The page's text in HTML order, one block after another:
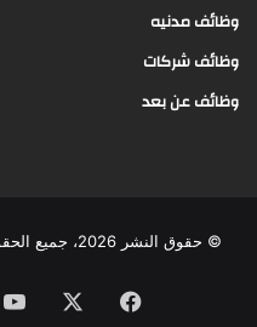
وظائف مدنيه
وظائف شركات
وظائف عن بعد
© حقوق النشر 2026، جميع الحقوق محفوظة |
فيسبوك